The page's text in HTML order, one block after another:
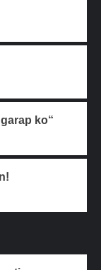
ko“